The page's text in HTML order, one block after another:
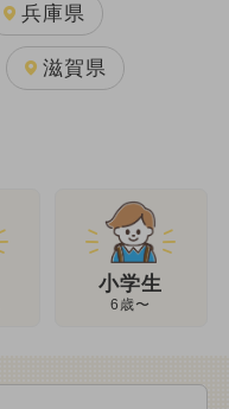
兵庫県
滋賀県
小学生
6歳〜